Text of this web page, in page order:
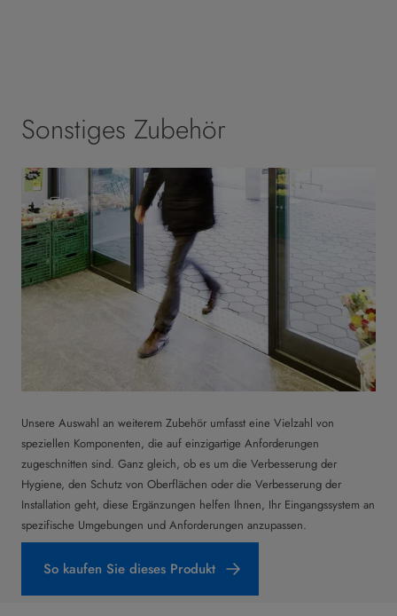
Sonstiges Zubehör
Unsere Auswahl an weiterem Zubehör umfasst eine Vielzahl von
speziellen Komponenten, die auf einzigartige Anforderungen
zugeschnitten sind. Ganz gleich, ob es um die Verbesserung der
Hygiene, den Schutz von Oberflächen oder die Verbesserung der
Installation geht, diese Ergänzungen helfen Ihnen, Ihr Eingangssystem an
spezifische Umgebungen und Anforderungen anzupassen.
So kaufen Sie dieses Produkt